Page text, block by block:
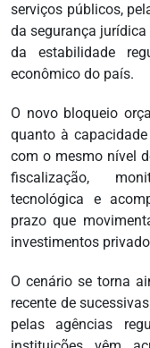
serviços públicos,
da segurança
da estabilidade
econômico do país.
O novo bloqueio
quanto à
com o mesmo nível
fiscalização,
tecnológica e
prazo que
investimentos
O cenário se torna
recente de
pelas agências